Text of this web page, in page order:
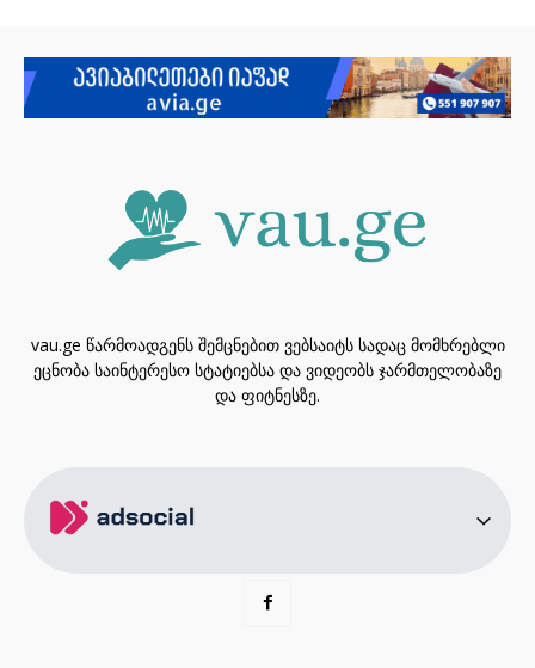
vau.ge წარმოადგენს შემცნებით ვებსაიტს სადაც მომხრებლი
ეცნობა საინტერესო სტატიებსა და ვიდეობს ჯარმთელობაზე
და ფიტნესზე.